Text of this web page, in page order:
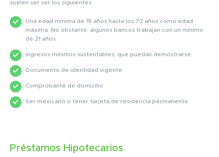
suelen ser ser los siguientes:
Una edad mínima de 18 años hasta los 72 años como edad
máxima. No obstante, algunos bancos trabajan con un mínimo
de 21 años.
Ingresos mínimos sustentables, que puedan demostrarse.
Documento de identidad vigente.
Comprobante de domicilio.
Ser mexicano o tener tarjeta de residencia permanente.
Préstamos Hipotecarios